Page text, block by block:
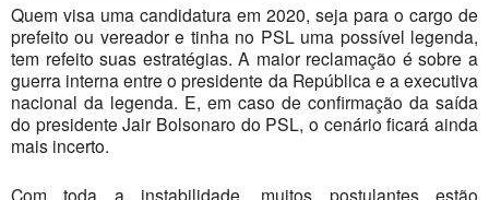
Quem visa uma candidatura em 2020, seja para o cargo de
prefeito ou vereador e tinha no PSL uma possível legenda,
tem refeito suas estratégias. A maior reclamação é sobre a
guerra interna entre o presidente da República e a executiva
nacional da legenda. E, em caso de confirmação da saída
do presidente Jair Bolsonaro do PSL, o cenário ficará ainda
mais incerto.
Com toda a instabilidade, muitos postulantes estão